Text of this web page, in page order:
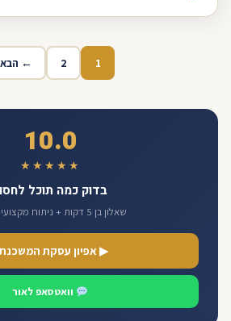
1
2 ← הבא
10.0
★★★★★
בדוק כמה תוכל
שאלון בן 5 דקות + ניתוח מקצועי בחינם
▶ אפיון עסקת
וואטסאפ לאור